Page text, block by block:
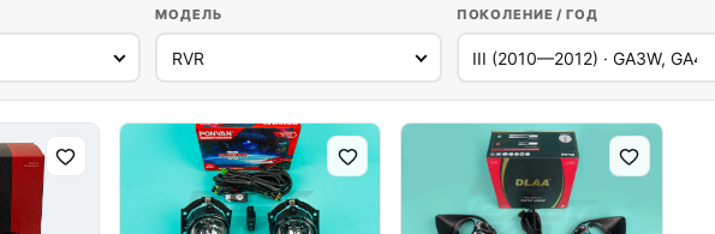
МОДЕЛЬ ПОКОЛЕНИЕ / ГОД